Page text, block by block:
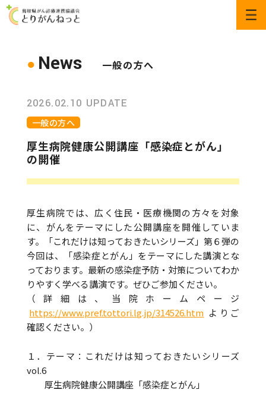
News 一般の方へ
厚生病院健康公開講座「感染症とがん」
の開催
2026.02.10 UPDATE
一般の方へ
厚生病院では、広く住民・医療機関の方々を対象
に、がんをテーマにした公開講座を開催していま
す。「これだけは知っておきたいシリーズ」第６弾の
今回は、「感染症とがん」をテーマにした講演とな
っております。最新の感染症予防・対策についてわか
りやすく学べる講演です。ぜひご参加ください。
（詳細は、当院ホームページ
https://www.pref.tottori.lg.jp/314526.htm よりご
確認ください。）
１．テーマ：これだけは知っておきたいシリーズ
vol.6
厚生病院健康公開講座「感染症とがん」